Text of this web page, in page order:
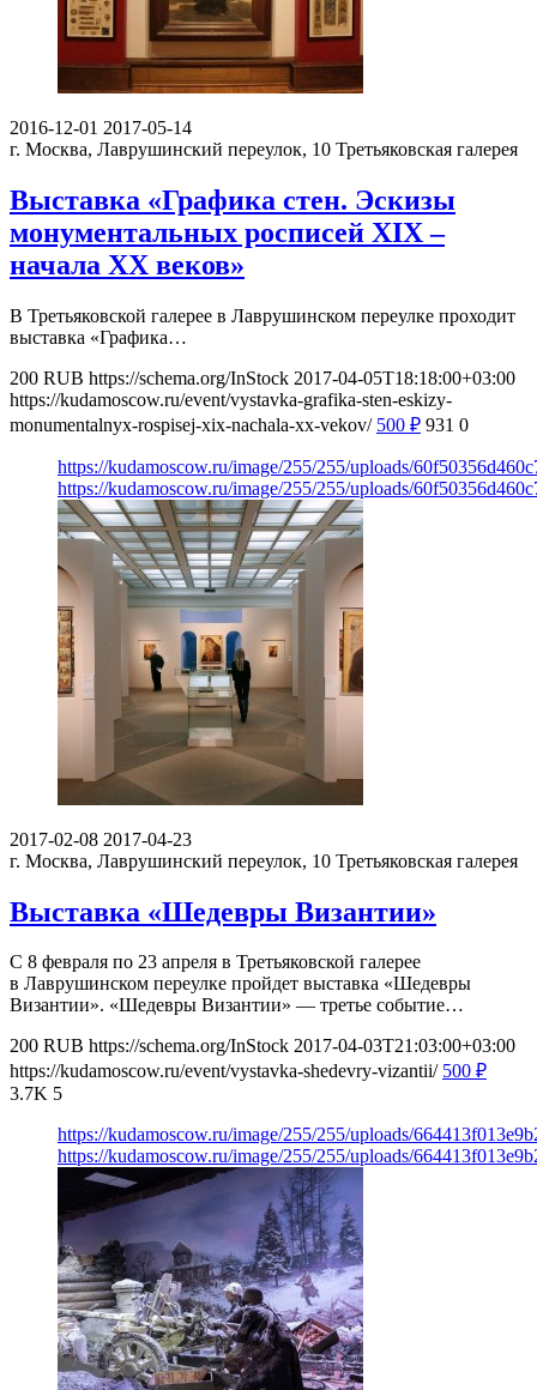
2016-12-01 2017-05-14
г. Москва, Лаврушинский переулок, 10 Третьяковская галерея
Выставка «Графика стен. Эскизы
монументальных росписей XIX –
начала XX веков»
В Третьяковской галерее в Лаврушинском переулке проходит
выставка «Графика…
200 RUB https://schema.org/InStock 2017-04-05T18:18:00+03:00
https://kudamoscow.ru/event/vystavka-grafika-sten-eskizy-
monumentalnyx-rospisej-xix-nachala-xx-vekov/ 500 ₽ 931 0
https://kudamoscow.ru/image/255/255/uploads/
https://kudamoscow.ru/image/255/255/uploads/
2017-02-08 2017-04-23
г. Москва, Лаврушинский переулок, 10 Третьяковская галерея
Выставка «Шедевры Византии»
С 8 февраля по 23 апреля в Третьяковской галерее
в Лаврушинском переулке пройдет выставка «Шедевры
Византии». «Шедевры Византии» — третье событие…
200 RUB https://schema.org/InStock 2017-04-03T21:03:00+03:00
https://kudamoscow.ru/event/vystavka-shedevry-vizantii/ 500 ₽
3.7K 5
https://kudamoscow.ru/image/255/255/uploads/
https://kudamoscow.ru/image/255/255/uploads/